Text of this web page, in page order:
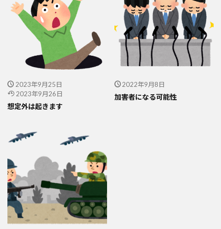
2023年9月25日
2023年9月26日
想定外は起きます
2022年9月8日
加害者になる可能性